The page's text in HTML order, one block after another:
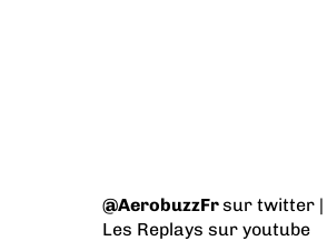
@AerobuzzFrsur twitter |
Les Replays sur youtube